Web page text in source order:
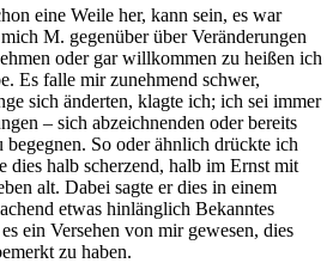
eine Weile her, kann sein, es war
M. gegenüber über Veränderungen
oder gar willkommen zu heißen ich
Es falle mir zunehmend schwer,
sich änderten, klagte ich; ich sei immer
– sich abzeichnenden oder bereits
begegnen. So oder ähnlich drückte ich
dies halb scherzend, halb im Ernst mit
alt. Dabei sagte er dies in einem
etwas hinlänglich Bekanntes
ein Versehen von mir gewesen, dies
zu haben.